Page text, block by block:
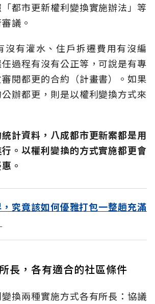
都市更新權利變換實施辦法」等
議。
沒有灌水、住戶拆遷費用有沒編
過程有沒有公正等，可說是有專
閱都更的合約（計畫書）。如果
辦都更，則是以權利變換方式來
計資料，八成都市更新案都是用
。以權利變換的方式實施都更會
。
究竟該如何優雅打包一整趟充滿
長，各有適合的社區條件
換兩種實施方式各有所長：協議